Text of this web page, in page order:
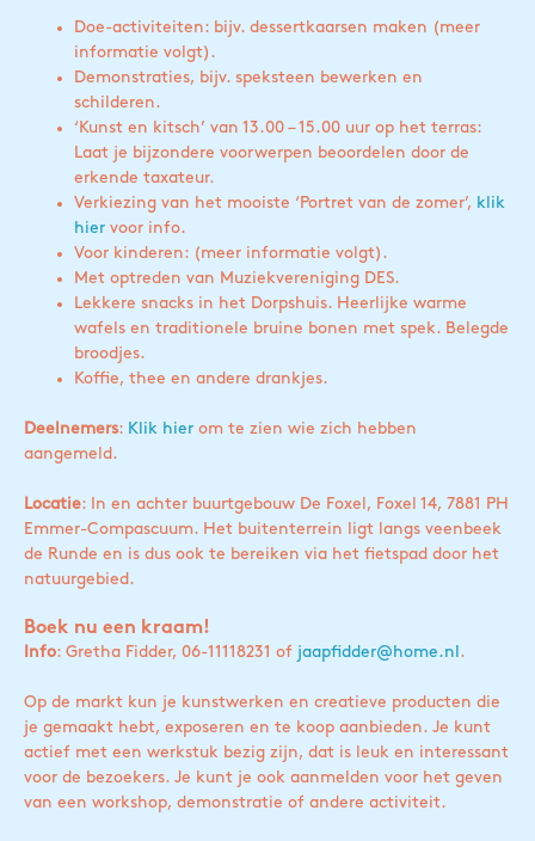
Doe-activiteiten: bijv. dessertkaarsen maken (meer
informatie volgt).
Demonstraties, bijv. speksteen bewerken en
schilderen.
‘Kunst en kitsch’ van 13.00 – 15.00 uur op het terras:
Laat je bijzondere voorwerpen beoordelen door de
erkende taxateur.
Verkiezing van het mooiste ‘Portret van de zomer’, klik
hier voor info.
Voor kinderen: (meer informatie volgt).
Met optreden van Muziekvereniging DES.
Lekkere snacks in het Dorpshuis. Heerlijke warme
wafels en traditionele bruine bonen met spek. Belegde
broodjes.
Koffie, thee en andere drankjes.
Deelnemers: Klik hier om te zien wie zich hebben
aangemeld.
Locatie: In en achter buurtgebouw De Foxel, Foxel 14, 7881 PH
Emmer-Compascuum. Het buitenterrein ligt langs veenbeek
de Runde en is dus ook te bereiken via het fietspad door het
natuurgebied.
Boek nu een kraam!
Info: Gretha Fidder, 06-11118231 of jaapfidder@home.nl.
Op de markt kun je kunstwerken en creatieve producten die
je gemaakt hebt, exposeren en te koop aanbieden. Je kunt
actief met een werkstuk bezig zijn, dat is leuk en interessant
voor de bezoekers. Je kunt je ook aanmelden voor het geven
van een workshop, demonstratie of andere activiteit.